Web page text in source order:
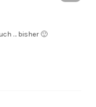
… bisher 🙂